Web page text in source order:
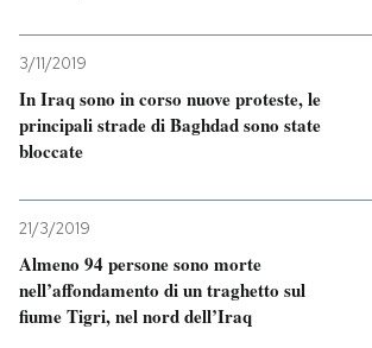
3/11/2019
In Iraq sono in corso nuove proteste, le
principali strade di Baghdad sono state
bloccate
21/3/2019
Almeno 94 persone sono morte
nell’affondamento di un traghetto sul
fiume Tigri, nel nord dell’Iraq